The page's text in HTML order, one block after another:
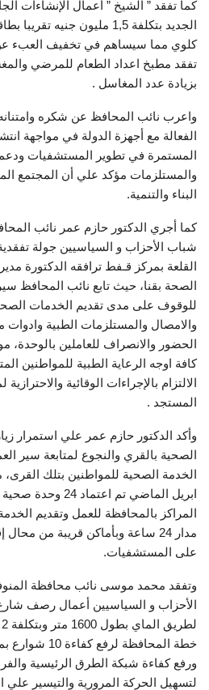
كما تفقد ” الشيخ ” أعمال الإنشاءات
كلوي مما سيساهم في تخفيف العبء
تفقد مطبخ اعداد الطعام للمرضي
بزيادة عدد المغاسل .
واعرب نائب المحافظ عن شكره
الفعالة مع أجهزة الدولة في مواجهة
المستمرة في تطوير المستشفيات
والمستلزمات مؤكد علي أن المجتمع
البناء والتنمية.
كما أجري الدكتور حازم عمر نائب
شباب الأحزاب و السياسيين جولة
القلعة بمركز قـفط ترافقه الدكتورة
الصحة بقنا، حيث تابع نائب المحافظ
للوقوف على مدى تقديم الخدمات
والامصال والمستلزمات الطبية وادوات
الحضور والانصراف للعاملين بالوحدة،
كافة اوجه الرعاية الطبية للمواطنين
الالتزام بالإجراءات الوقائية
المستجد .
وأكد الدكتور حازم عمر علي استمرار
الصحية بالقري والنجوع لمتابعة سير
الخدمة الصحية للمواطنين بتلك القرى،
ابريل الماضي تم
المراكز بالمحافظة للعمل وتقديم
مدار 24 ساعة وبأماكن قريبة من
على المستشفيات.
وتفقد محمد موسى نائب محافظة
الأحزاب و السياسيين أعمال رصف
خطة المحافظة
ورفع كفاءة شبكة الطرق الرئيسية
لتسهيل الحركة المرورية والتيسير علي